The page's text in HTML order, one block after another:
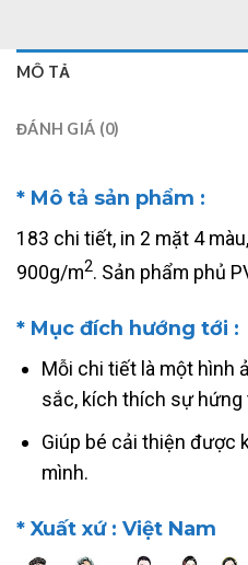
MÔ TẢ
ĐÁNH GIÁ (0)
* Mô tả sản phẩm :
183 chi tiết, in 2 mặt 4
900g/m2. Sản phẩm phủ
* Mục đích hướng tới :
Mỗi chi tiết là một hình
sắc, kích thích sự hứng
Giúp bé cải thiện được
mình.
* Xuất xứ : Việt Nam